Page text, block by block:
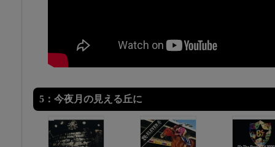
5：今夜月の見える丘に